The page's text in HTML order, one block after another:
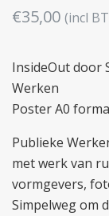
€35,00 (incl
InsideOut door
Werken
Poster A0
Publieke
met werk van
vormgevers,
Simpelweg om